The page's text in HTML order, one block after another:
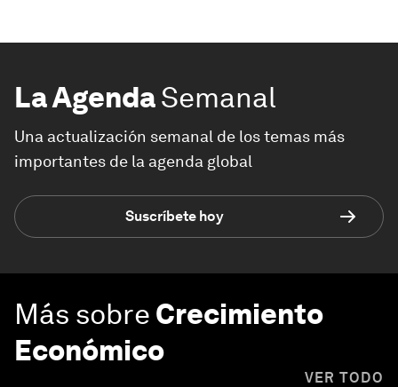
La AgendaSemanal
Una actualización semanal de los temas más
importantes de la agenda global
Suscríbete hoy
Más sobre Crecimiento
Económico
VER TODO